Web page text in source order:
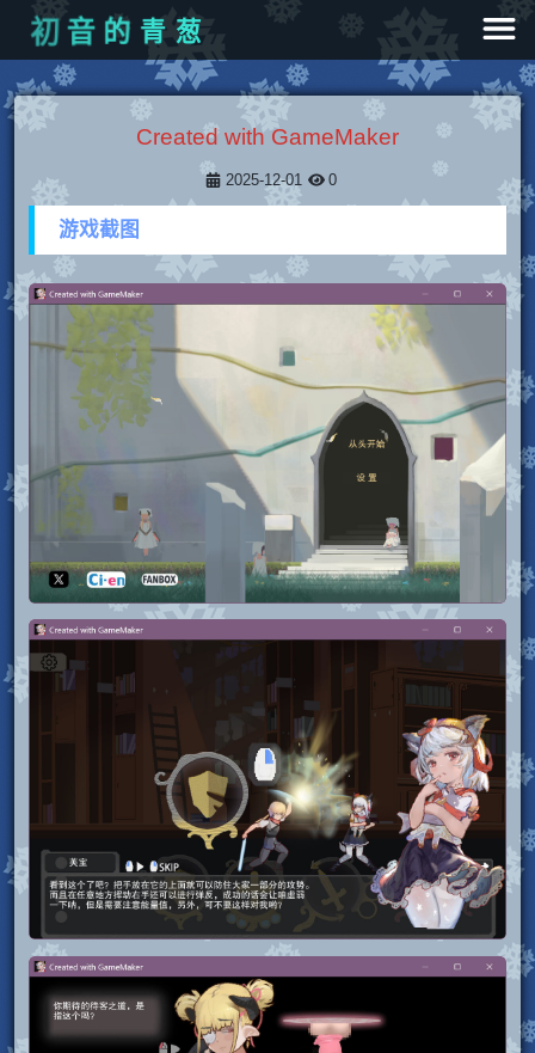
初 音 的 青 葱
Created with GameMaker
2025-12-01 0
游戏截图